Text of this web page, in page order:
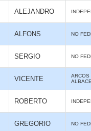
ALEJANDRO
ALFONS NO
SERGIO NO
VICENTE
ARCOS
ROBERTO
GREGORIO NO